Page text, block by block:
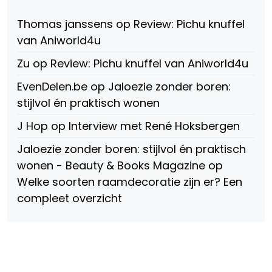
Facebook
Thomas janssens op Review: Pichu knuffel
van Aniworld4u
Zu op Review: Pichu knuffel van Aniworld4u
EvenDelen.be op Jaloezie zonder boren:
stijlvol én praktisch wonen
J Hop op Interview met René Hoksbergen
Jaloezie zonder boren: stijlvol én praktisch
wonen - Beauty & Books Magazine op
Welke soorten raamdecoratie zijn er? Een
compleet overzicht